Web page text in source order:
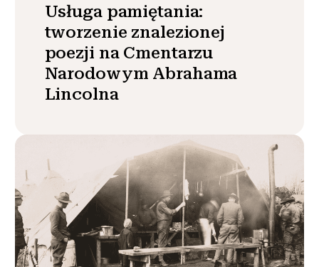
Usługa pamiętania:
tworzenie znalezionej
poezji na Cmentarzu
Narodowym Abrahama
Lincolna